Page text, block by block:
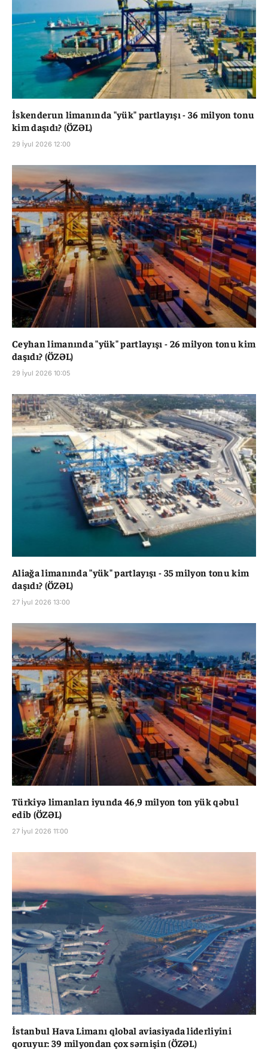
İskenderun limanında "yük" partlayışı - 36 milyon tonu
kim daşıdı? (ÖZƏL)
29 İyul 2026 12:00
Ceyhan limanında "yük" partlayışı - 26 milyon tonu kim
daşıdı? (ÖZƏL)
29 İyul 2026 10:05
Aliağa limanında "yük" partlayışı - 35 milyon tonu kim
daşıdı? (ÖZƏL)
27 İyul 2026 13:00
Türkiyə limanları iyunda 46,9 milyon ton yük qəbul
edib (ÖZƏL)
27 İyul 2026 11:00
İstanbul Hava Limanı qlobal aviasiyada liderliyini
qoruyur: 39 milyondan çox sərnişin (ÖZƏL)